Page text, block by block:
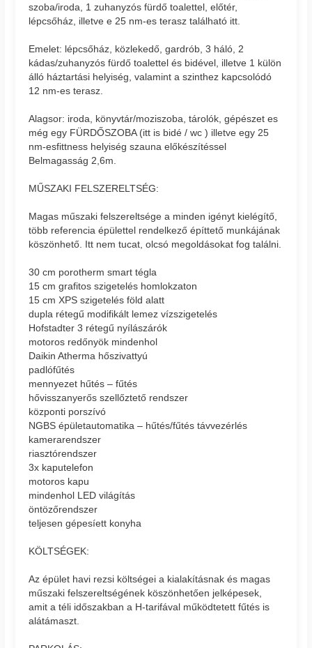
szoba/iroda, 1 zuhanyzós fürdő toalettel, előtér,
lépcsőház, illetve e 25 nm-es terasz található itt.
Emelet: lépcsőház, közlekedő, gardrób, 3 háló, 2
kádas/zuhanyzós fürdő toalettel és bidével, illetve 1 külön
álló háztartási helyiség, valamint a szinthez kapcsolódó
12 nm-es terasz.
Alagsor: iroda, könyvtár/moziszoba, tárolók, gépészet es
még egy FÜRDŐSZOBA (itt is bidé / wc ) illetve egy 25
nm-esfittness helyiség szauna előkészítéssel
Belmagasság 2,6m.
MŰSZAKI FELSZERELTSÉG:
Magas műszaki felszereltsége a minden igényt kielégítő,
több referencia épülettel rendelkező építtető munkájának
köszönhető. Itt nem tucat, olcsó megoldásokat fog találni.
30 cm porotherm smart tégla
15 cm grafitos szigetelés homlokzaton
15 cm XPS szigetelés föld alatt
dupla rétegű modifikált lemez vízszigetelés
Hofstadter 3 rétegű nyílászárók
motoros redőnyök mindenhol
Daikin Atherma hőszivattyú
padlófűtés
mennyezet hűtés – fűtés
hővisszanyerős szellőztető rendszer
központi porszívó
NGBS épületautomatika – hűtés/fűtés távvezérlés
kamerarendszer
riasztórendszer
3x kaputelefon
motoros kapu
mindenhol LED világítás
öntözőrendszer
teljesen gépesíett konyha
KÖLTSÉGEK:
Az épület havi rezsi költségei a kialakításnak és magas
műszaki felszereltségének köszönhetően jelképesek,
amit a téli időszakban a H-tarifával működtetett fűtés is
alátámaszt.